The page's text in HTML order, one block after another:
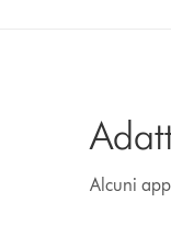
Alcuni